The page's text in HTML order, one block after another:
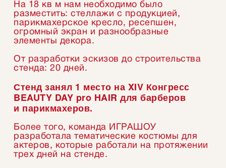
На 18 кв м нам необходимо было
разместить: стеллажи с продукцией,
парикмахерское кресло, ресепшен,
огромный экран и разнообразные
элементы декора.
От разработки эскизов до строительства
стенда: 20 дней.
Стенд занял 1 место на XIV Конгресс
BEAUTY DAY pro HAIR для барберов
и парикмахеров.
Более того, команда ИГРАШОУ
разработала тематические костюмы для
актеров, которые работали на протяжении
трех дней на стенде.